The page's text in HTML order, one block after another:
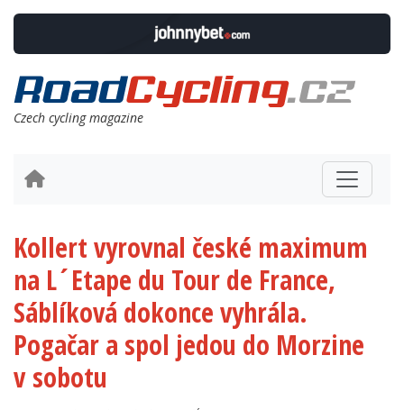
Czech cycling magazine
Kollert vyrovnal české maximum
na L´Etape du Tour de France,
Sáblíková dokonce vyhrála.
Pogačar a spol jedou do Morzine
v sobotu